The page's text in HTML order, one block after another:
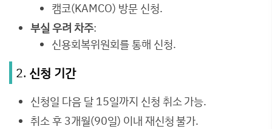
캠코(KAMCO) 방문 신청.
부실 우려 차주:
신용회복위원회를 통해 신청.
2. 신청 기간
신청일 다음 달 15일까지 신청 취소 가능.
취소 후 3개월(90일) 이내 재신청 불가.